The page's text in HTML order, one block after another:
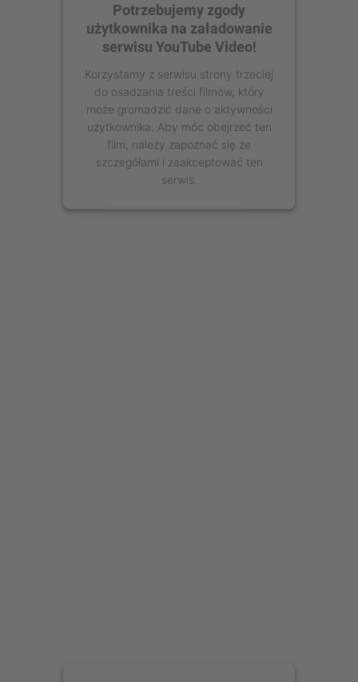
Potrzebujemy zgody
użytkownika na załadowanie
serwisu YouTube Video!
Korzystamy z serwisu strony trzeciej
do osadzania treści filmów, który
może gromadzić dane o aktywności
użytkownika. Aby móc obejrzeć ten
film, należy zapoznać się ze
szczegółami i zaakceptować ten
serwis.